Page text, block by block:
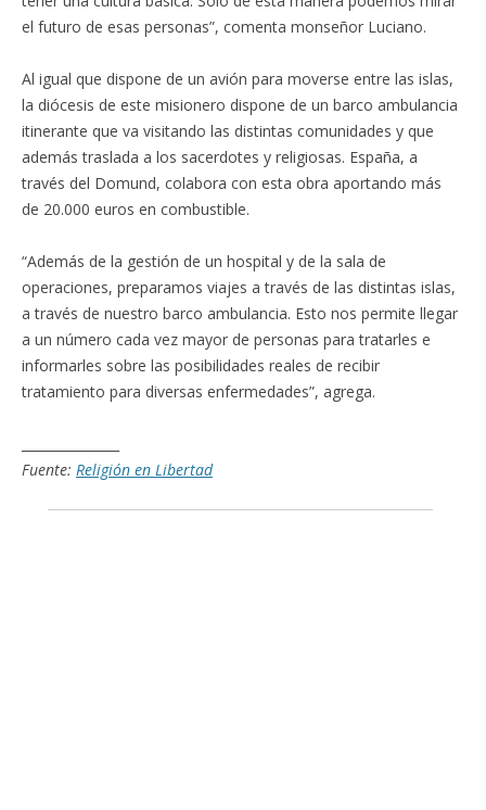
el futuro de esas personas”, comenta monseñor Luciano.
Al igual que dispone de un avión para moverse entre las islas,
la diócesis de este misionero dispone de un barco ambulancia
itinerante que va visitando las distintas comunidades y que
además traslada a los sacerdotes y religiosas. España, a
través del Domund, colabora con esta obra aportando más
de 20.000 euros en combustible.
“Además de la gestión de un hospital y de la sala de
operaciones, preparamos viajes a través de las distintas islas,
a través de nuestro barco ambulancia. Esto nos permite llegar
a un número cada vez mayor de personas para tratarles e
informarles sobre las posibilidades reales de recibir
tratamiento para diversas enfermedades”, agrega.
Fuente: Religión en Libertad